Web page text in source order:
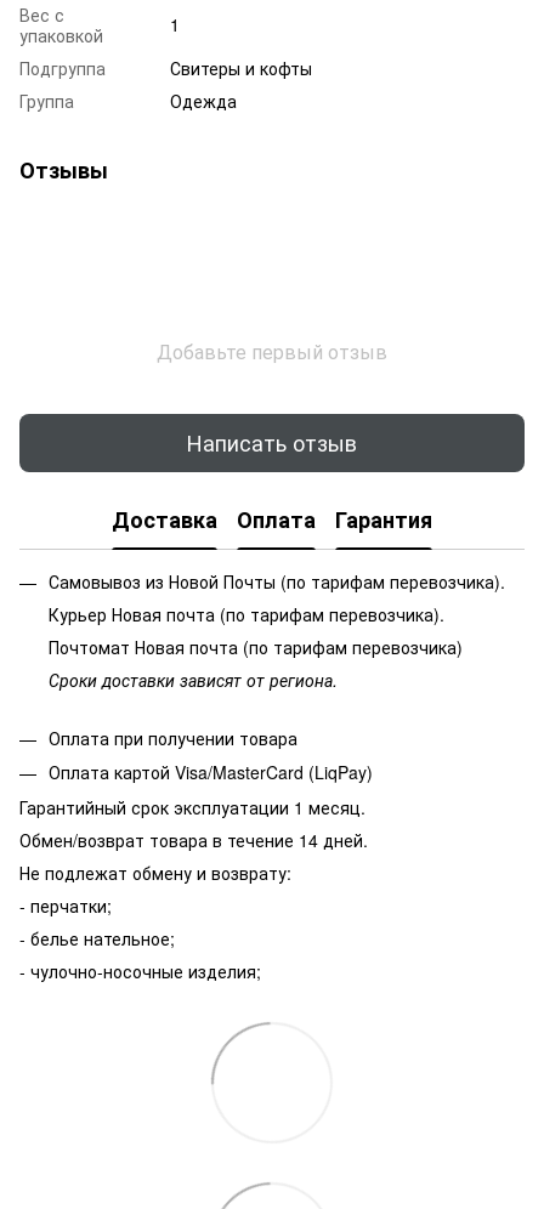
Вес с
упаковкой
1
Подгруппа
Свитеры и кофты
Группа
Одежда
Отзывы
Добавьте первый отзыв
Написать отзыв
Доставка Оплата Гарантия
Самовывоз из Новой Почты (по тарифам перевозчика).
Курьер Новая почта (по тарифам перевозчика).
Почтомат Новая почта (по тарифам перевозчика)
Сроки доставки зависят от региона.
Оплата при получении товара
Оплата картой Visa/MasterCard (LiqPay)
Гарантийный срок эксплуатации 1 месяц.
Обмен/возврат товара в течение 14 дней.
Не подлежат обмену и возврату:
- перчатки;
- белье нательное;
- чулочно-носочные изделия;